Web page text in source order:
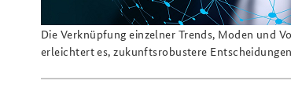
Die Verknüpfung einzelner Trends, Moden und
erleichtert es, zukunftsrobustere